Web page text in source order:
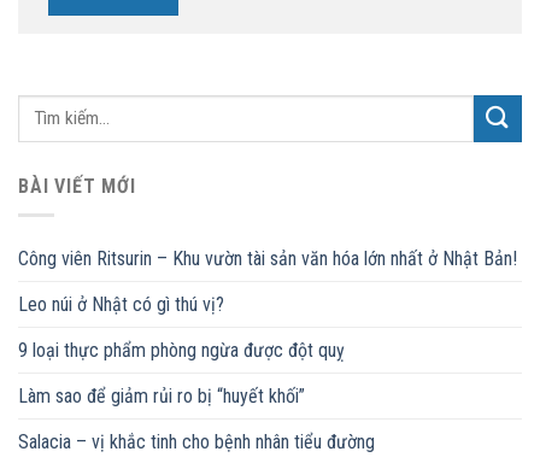
BÀI VIẾT MỚI
Công viên Ritsurin – Khu vườn tài sản văn hóa lớn nhất ở Nhật Bản!
Leo núi ở Nhật có gì thú vị?
9 loại thực phẩm phòng ngừa được đột quỵ
Làm sao để giảm rủi ro bị “huyết khối”
Salacia – vị khắc tinh cho bệnh nhân tiểu đường